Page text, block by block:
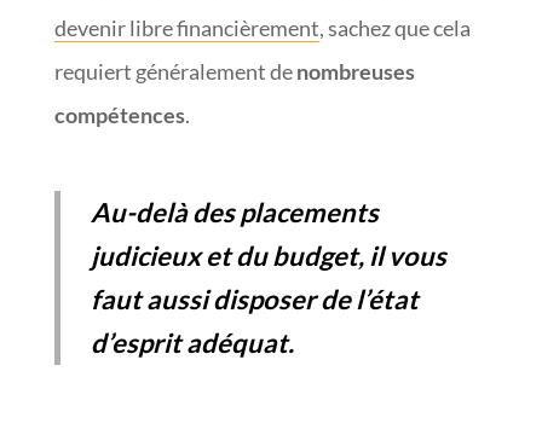
devenir libre financièrement, sachez que cela
requiert généralement denombreuses
compétences.
Au-delà des placements
judicieux et du budget, il vous
faut aussi disposer de l’état
d’esprit adéquat.